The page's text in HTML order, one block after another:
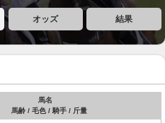
オッズ 結果
馬名
馬齢 / 毛色 / 騎手 / 斤量